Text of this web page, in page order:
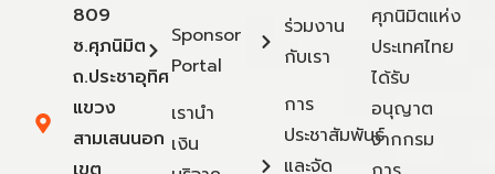
809
ซ.ศุภนิมิต
ถ.ประชาอุทิศ
แขวง
สามเสนนอก
Sponsor
Portal
เรานำ
เงิน
ร่วมงาน
กับเรา
การ
ประชาสัมพันธ์
และจัด
ศุภนิมิตแห่ง
ประเทศไทย
ได้รับ
อนุญาต
จากกรม